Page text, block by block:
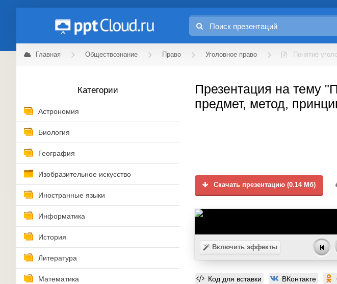
Главная Обществознание Право Уголовное право Понятие
Категории
Астрономия
Биология
География
Изобразительное искусство
Иностранные языки
Информатика
История
Литература
Математика
Презентация на тему
предмет, метод,
Скачать презентацию (0.14 Мб)
Включить эффекты
Код для вставки ВКонтакте